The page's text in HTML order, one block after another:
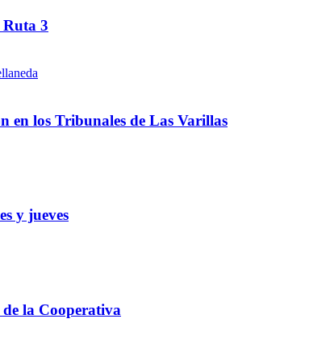
3
en los Tribunales de Las Varillas
y jueves
la Cooperativa